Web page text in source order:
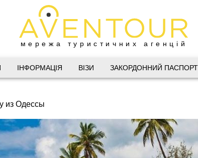
мережа туристичних агенцій
180-32-43
180-32-43
01 80
Дніпро
ІНФОРМАЦІЯ ВІЗИ ЗАКОРДОННИЙ ПАСПОРТ
из Одессы